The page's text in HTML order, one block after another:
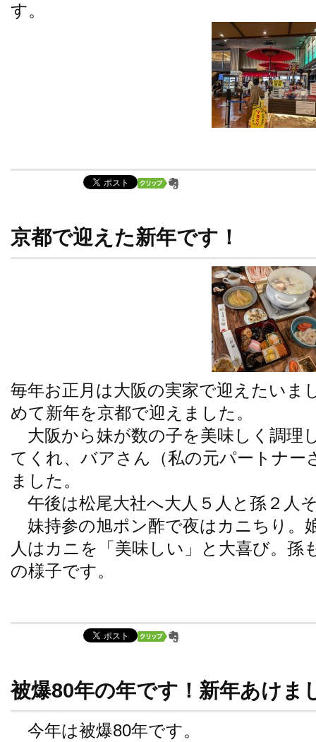
す。
京都で迎えた新年です！
毎年お正月は大阪の実家で迎えたいま
めて新年を京都で迎えました。
大阪から妹が数の子を美味しく調理
てくれ、バアさん（私の元パートナー
ました。
午後は松尾大社へ大人５人と孫２人
妹持参の旭ポン酢で夜はカニちり。
人はカニを「美味しい」と大喜び。孫
の様子です。
被爆80年の年です！新年あけま
今年は被爆80年です。